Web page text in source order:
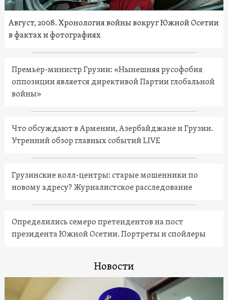
Август, 2008. Хронология войны вокруг Южной Осетии
в фактах и фотографиях
Премьер-министр Грузии: «Нынешняя русофобия
оппозиции является директивой Партии глобальной
войны»
Что обсуждают в Армении, Азербайджане и Грузии.
Утренний обзор главных событий LIVE
Грузинские колл-центры: старые мошенники по
новому адресу? Журналистское расследование
Определились семеро претендентов на пост
президента Южной Осетии. Портреты и спойлеры
Новости